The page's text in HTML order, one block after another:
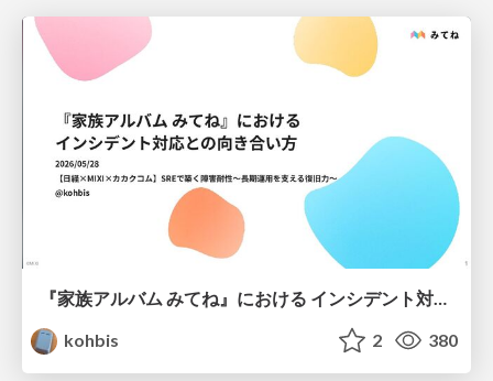
『家族アルバム みてね』における インシデント対応との向き合い方 / Approach incident response in Family Album
kohbis
2 380